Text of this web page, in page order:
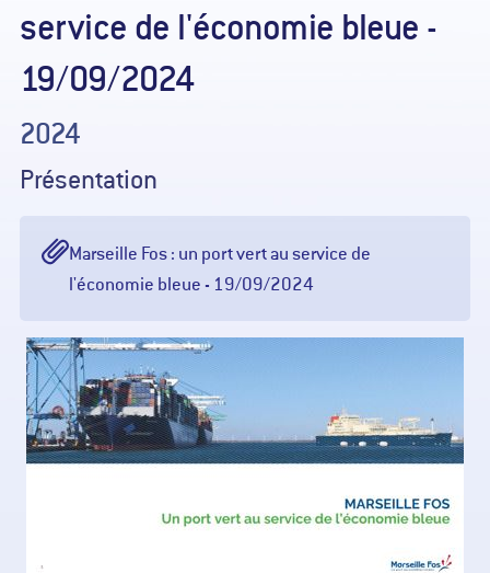
service de l'économie bleue -
19/09/2024
2024
Présentation
Marseille Fos : un port vert au service de
l'économie bleue - 19/09/2024